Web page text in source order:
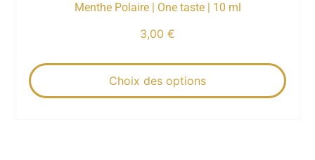
Menthe Polaire | One taste | 10 ml
3,00 €
Choix des options